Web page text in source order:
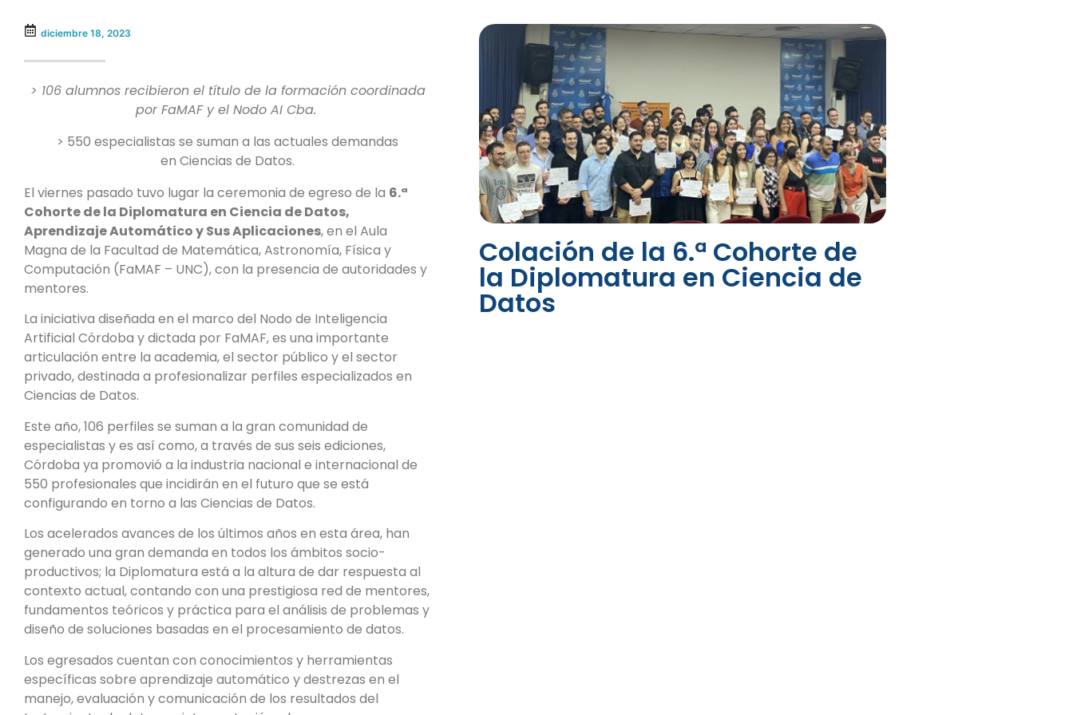
diciembre 18, 2023
> 106 alumnos recibieron el título de la formación coordinada
por FaMAF y el Nodo AI Cba.
> 550 especialistas se suman a las actuales demandas
en Ciencias de Datos.
El viernes pasado tuvo lugar la ceremonia de egreso de la 6.ª
Cohorte de la Diplomatura en Ciencia de Datos,
Aprendizaje Automático y Sus Aplicaciones, en el Aula
Magna de la Facultad de Matemática, Astronomía, Física y
Computación (FaMAF – UNC), con la presencia de autoridades y
mentores.
La iniciativa diseñada en el marco del Nodo de Inteligencia
Artificial Córdoba y dictada por FaMAF, es una importante
articulación entre la academia, el sector público y el sector
privado, destinada a profesionalizar perfiles especializados en
Ciencias de Datos.
Este año, 106 perfiles se suman a la gran comunidad de
especialistas y es así como, a través de sus seis ediciones,
Córdoba ya promovió a la industria nacional e internacional de
550 profesionales que incidirán en el futuro que se está
configurando en torno a las Ciencias de Datos.
Los acelerados avances de los últimos años en esta área, han
generado una gran demanda en todos los ámbitos socio-
productivos; la Diplomatura está a la altura de dar respuesta al
contexto actual, contando con una prestigiosa red de mentores,
fundamentos teóricos y práctica para el análisis de problemas y
diseño de soluciones basadas en el procesamiento de datos.
Los egresados cuentan con conocimientos y herramientas
específicas sobre aprendizaje automático y destrezas en el
manejo, evaluación y comunicación de los resultados del
Colación de la 6.ª Cohorte de
la Diplomatura en Ciencia de
Datos